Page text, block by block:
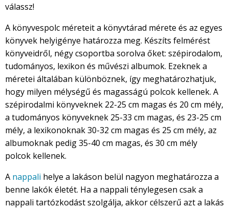
válassz!
A könyvespolc méreteit a könyvtárad mérete és az egyes
könyvek helyigénye határozza meg. Készíts felmérést
könyveidről, négy csoportba sorolva őket: szépirodalom,
tudományos, lexikon és művészi albumok. Ezeknek a
méretei általában különböznek, így meghatározhatjuk,
hogy milyen mélységű és magasságú polcok kellenek. A
szépirodalmi könyveknek 22-25 cm magas és 20 cm mély,
a tudományos könyveknek 25-33 cm magas, és 23-25 cm
mély, a lexikonoknak 30-32 cm magas és 25 cm mély, az
albumoknak pedig 35-40 cm magas, és 30 cm mély
polcok kellenek.
A nappali helye a lakáson belül nagyon meghatározza a
benne lakók életét. Ha a nappali ténylegesen csak a
nappali tartózkodást szolgálja, akkor célszerű azt a lakás